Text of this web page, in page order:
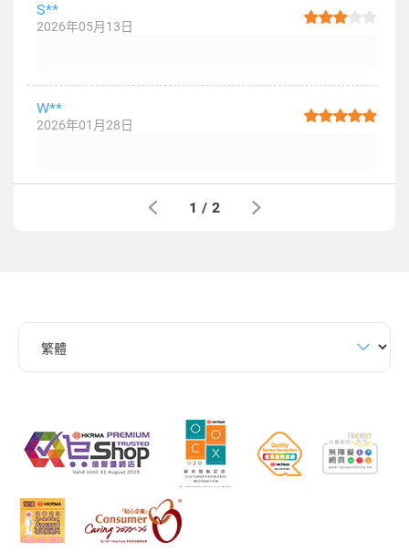
S**
2026年05月13日
W**
2026年01月28日
1 / 2